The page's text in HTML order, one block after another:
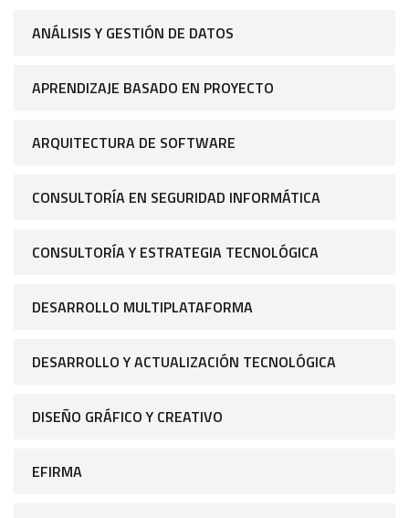
ANÁLISIS Y GESTIÓN DE DATOS
APRENDIZAJE BASADO EN PROYECTO
ARQUITECTURA DE SOFTWARE
CONSULTORÍA EN SEGURIDAD INFORMÁTICA
CONSULTORÍA Y ESTRATEGIA TECNOLÓGICA
DESARROLLO MULTIPLATAFORMA
DESARROLLO Y ACTUALIZACIÓN TECNOLÓGICA
DISEÑO GRÁFICO Y CREATIVO
EFIRMA